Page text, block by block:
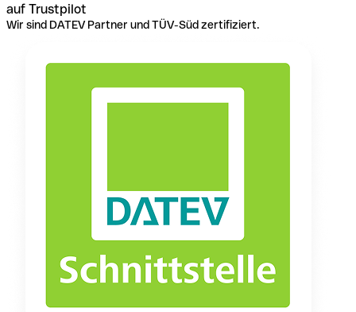
auf Trustpilot
Wir sind DATEV Partner und TÜV-Süd zertifiziert.